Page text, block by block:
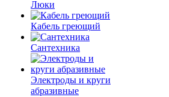
Люки
Кабель греющий
Сантехника
Электроды и круги
абразивные